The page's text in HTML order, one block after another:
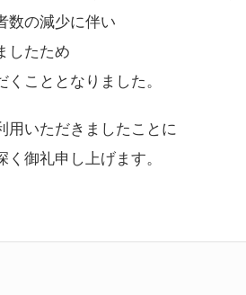
数の減少に伴い
したため
こととなりました。
用いただきましたことに
御礼申し上げます。